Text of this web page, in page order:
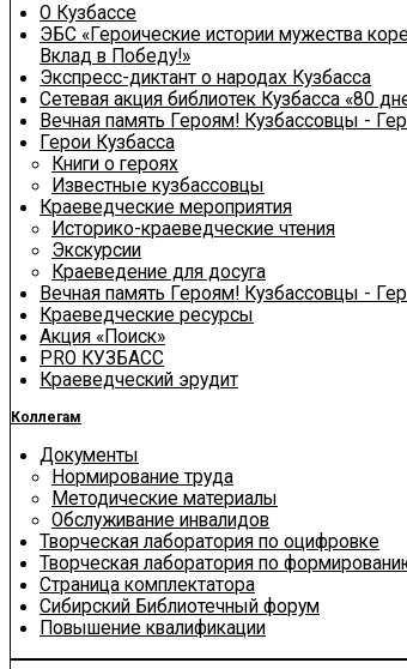
О Кузбассе
ЭБС «Героические истории мужества
Вклад в Победу!»
Экспресс-диктант о народах Кузбасса
Сетевая акция библиотек Кузбасса «80
Вечная память Героям! Кузбассовцы -
Герои Кузбасса
Книги о героях
Известные кузбассовцы
Краеведческие мероприятия
Историко-краеведческие чтения
Экскурсии
Краеведение для досуга
Вечная память Героям! Кузбассовцы -
Краеведческие ресурсы
Акция «Поиск»
PRO КУЗБАСС
Краеведческий эрудит
Коллегам
Документы
Нормирование труда
Методические материалы
Обслуживание инвалидов
Творческая лаборатория по оцифровке
Творческая лаборатория по
Страница комплектатора
Сибирский Библиотечный форум
Повышение квалификации